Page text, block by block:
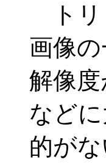
トリ
画像
解像
など
的が